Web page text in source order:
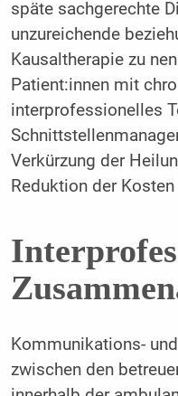
späte sachgerechte
unzureichende
Kausaltherapie zu
Patient:innen mit
interprofessionelles
Verkürzung der
Reduktion der Kosten
Kommunikations-
zwischen den